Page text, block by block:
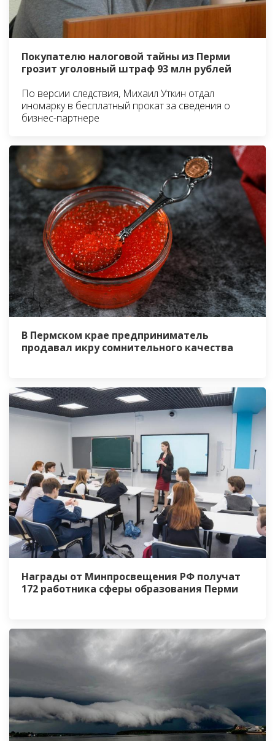
Покупателю налоговой тайны из Перми
грозит уголовный штраф 93 млн рублей
По версии следствия, Михаил Уткин отдал
иномарку в бесплатный прокат за сведения о
бизнес-партнере
В Пермском крае предприниматель
продавал икру сомнительного качества
Награды от Минпросвещения РФ получат
172 работника сферы образования Перми